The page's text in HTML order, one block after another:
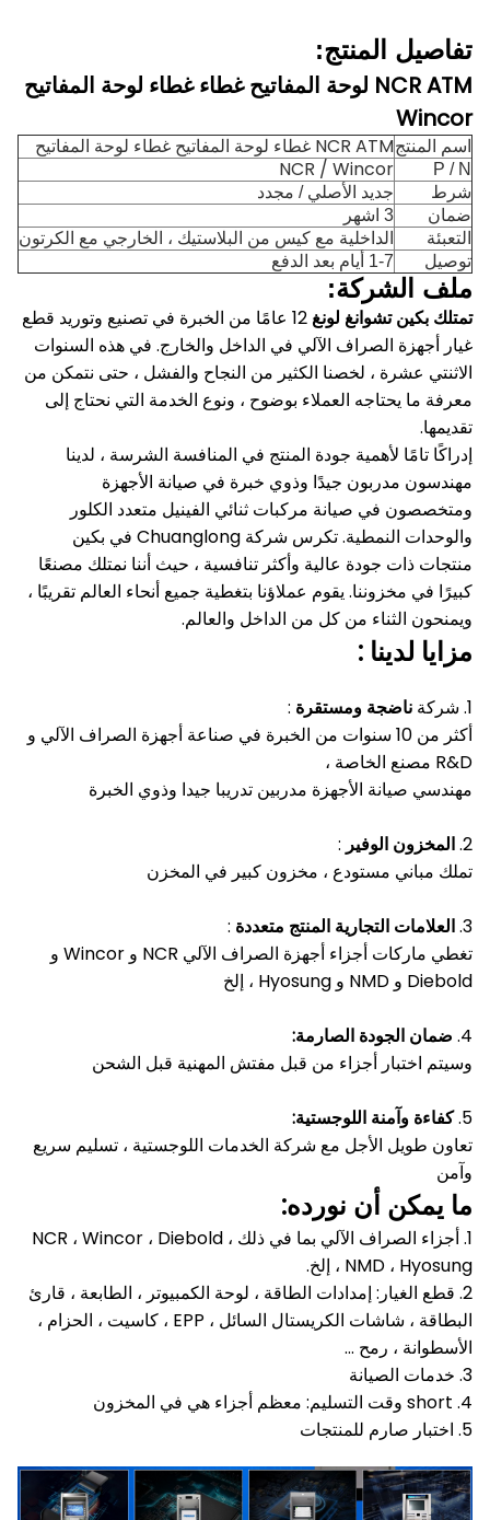
تفاصيل المنتج:
NCR ATM لوحة المفاتيح غطاء غطاء لوحة المفاتيح
Wincor
اسم المنتجNCR ATM غطاء لوحة المفاتيح غطاء لوحة المفاتيح
P / N
NCR / Wincor
شرط
جديد الأصلي / مجدد
ضمان
3 اشهر
التعبئة
الداخلية مع كيس من البلاستيك ، الخارجي مع الكرتون
توصيل
1-7 أيام بعد الدفع
ملف الشركة:
تمتلك بكين تشوانغ لونغ
12 عامًا من الخبرة في تصنيع وتوريد قطع
غيار أجهزة الصراف الآلي في الداخل والخارج. في هذه السنوات
الاثنتي عشرة ، لخصنا الكثير من النجاح والفشل ، حتى نتمكن من
معرفة ما يحتاجه العملاء بوضوح ، ونوع الخدمة التي نحتاج إلى
تقديمها.
إدراكًا تامًا لأهمية جودة المنتج في المنافسة الشرسة ، لدينا
مهندسون مدربون جيدًا وذوي خبرة في صيانة الأجهزة
ومتخصصون في صيانة مركبات ثنائي الفينيل متعدد الكلور
والوحدات النمطية.
تكرس شركة Chuanglong في بكين
منتجات ذات جودة عالية وأكثر تنافسية ، حيث أننا نمتلك مصنعًا
كبيرًا في مخزوننا.يقوم عملاؤنا بتغطية جميع أنحاء العالم تقريبًا ،
ويمنحون الثناء من كل من الداخل والعالم.
مزايا لدينا :
1. شركة ناضجة ومستقرة :
أكثر من 10 سنوات من الخبرة في صناعة أجهزة الصراف الآلي و
R&D مصنع الخاصة ،
مهندسي صيانة الأجهزة مدربين تدريبا جيدا وذوي الخبرة
2. المخزون الوفير :
تملك مباني مستودع ، مخزون كبير في المخزن
3. العلامات التجارية المنتج متعددة :
تغطي ماركات أجزاء أجهزة الصراف الآلي NCR و Wincor و
Diebold و NMD و Hyosung ، إلخ
4. ضمان الجودة الصارمة:
وسيتم اختبار أجزاء من قبل مفتش المهنية قبل الشحن
5. كفاءة وآمنة اللوجستية:
تعاون طويل الأجل مع شركة الخدمات اللوجستية ، تسليم سريع
وآمن
ما يمكن أن نورده:
1. أجزاء الصراف الآلي بما في ذلك NCR ، Wincor ، Diebold ،
NMD ، Hyosung ، إلخ.
2. قطع الغيار: إمدادات الطاقة ، لوحة الكمبيوتر ، الطابعة ، قارئ
البطاقة ، شاشات الكريستال السائل ، EPP ، كاسيت ، الحزام ،
الأسطوانة ، رمح ...
3. خدمات الصيانة
4. short وقت التسليم: معظم أجزاء هي في المخزون
5. اختبار صارم للمنتجات